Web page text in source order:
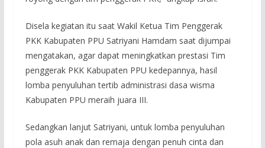
Disela kegiatan itu saat Wakil Ketua Tim Penggerak
PKK Kabupaten PPU Satriyani Hamdam saat dijumpai
mengatakan, agar dapat meningkatkan prestasi Tim
penggerak PKK Kabupaten PPU kedepannya, hasil
lomba penyuluhan tertib administrasi dasa wisma
Kabupaten PPU meraih juara III.
Sedangkan lanjut Satriyani, untuk lomba penyuluhan
pola asuh anak dan remaja dengan penuh cinta dan